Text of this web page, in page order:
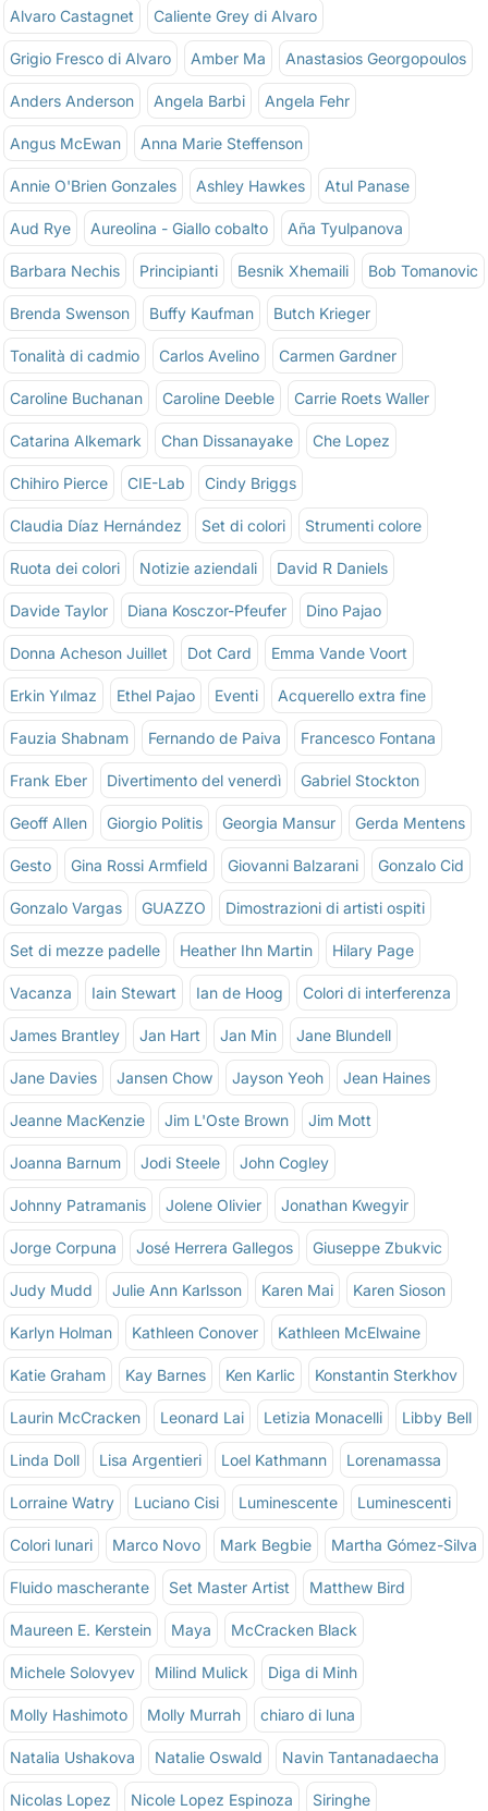
Alvaro Castagnet Caliente Grey di Alvaro
Grigio Fresco di Alvaro Amber Ma Anastasios Georgopoulos
Anders Anderson Angela Barbi Angela Fehr
Angus McEwan Anna Marie Steffenson
Annie O'Brien Gonzales Ashley Hawkes Atul Panase
Aud Rye Aureolina - Giallo cobalto Aña Tyulpanova
Barbara Nechis Principianti Besnik Xhemaili Bob Tomanovic
Brenda Swenson Buffy Kaufman Butch Krieger
Tonalità di cadmio Carlos Avelino Carmen Gardner
Caroline Buchanan Caroline Deeble Carrie Roets Waller
Catarina Alkemark Chan Dissanayake Che Lopez
Chihiro Pierce CIE-Lab Cindy Briggs
Claudia Díaz Hernández Set di colori Strumenti colore
Ruota dei colori Notizie aziendali David R Daniels
Davide Taylor Diana Kosczor-Pfeufer Dino Pajao
Donna Acheson Juillet Dot Card Emma Vande Voort
Erkin Yılmaz Ethel Pajao Eventi Acquerello extra fine
Fauzia Shabnam Fernando de Paiva Francesco Fontana
Frank Eber Divertimento del venerdì Gabriel Stockton
Geoff Allen Giorgio Politis Georgia Mansur Gerda Mentens
Gesto Gina Rossi Armfield Giovanni Balzarani Gonzalo Cid
Gonzalo Vargas GUAZZO Dimostrazioni di artisti ospiti
Set di mezze padelle Heather Ihn Martin Hilary Page
Vacanza Iain Stewart Ian de Hoog Colori di interferenza
James Brantley Jan Hart Jan Min Jane Blundell
Jane Davies Jansen Chow Jayson Yeoh Jean Haines
Jeanne MacKenzie Jim L'Oste Brown Jim Mott
Joanna Barnum Jodi Steele John Cogley
Johnny Patramanis Jolene Olivier Jonathan Kwegyir
Jorge Corpuna José Herrera Gallegos Giuseppe Zbukvic
Judy Mudd Julie Ann Karlsson Karen Mai Karen Sioson
Karlyn Holman Kathleen Conover Kathleen McElwaine
Katie Graham Kay Barnes Ken Karlic Konstantin Sterkhov
Laurin McCracken Leonard Lai Letizia Monacelli Libby Bell
Linda Doll Lisa Argentieri Loel Kathmann Lorenamassa
Lorraine Watry Luciano Cisi Luminescente Luminescenti
Colori lunari Marco Novo Mark Begbie Martha Gómez-Silva
Fluido mascherante Set Master Artist Matthew Bird
Maureen E. Kerstein Maya McCracken Black
Michele Solovyev Milind Mulick Diga di Minh
Molly Hashimoto Molly Murrah chiaro di luna
Natalia Ushakova Natalie Oswald Navin Tantanadaecha
Nicolas Lopez Nicole Lopez Espinoza Siringhe